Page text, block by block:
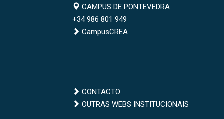
Campus
de
Pontevedra
CAMPUS DE PONTEVEDRA
+34 986 801 949
CampusCREA
CONTACTO
Outras
OUTRAS WEBS INSTITUCIONAIS